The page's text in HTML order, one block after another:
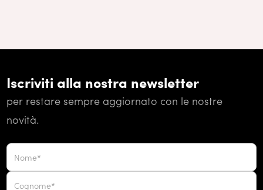
Iscriviti alla nostra newsletter
per restare sempre aggiornato con le nostre
novità.